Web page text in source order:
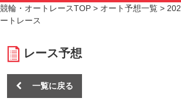
競輪・オートレースTOP > オート予想一覧 >
ートレース
レース予想
一覧に戻る